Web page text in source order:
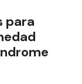
para